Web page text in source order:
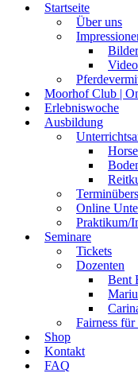
Startseite
Über uns
Bilder
Moorhof Club |
Erlebniswoche
Ausbildung
Online
Praktikum/
Seminare
Tickets
Dozenten
Bent
Fairness für
Shop
Kontakt
FAQ